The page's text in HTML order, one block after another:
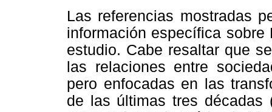
Las referencias mostradas
información específica
estudio. Cabe resaltar que
las relaciones entre
pero enfocadas en las
de las últimas tres décadas